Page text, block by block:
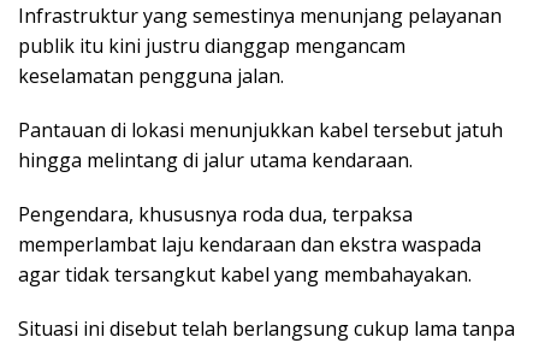
Infrastruktur yang semestinya menunjang pelayanan
publik itu kini justru dianggap mengancam
keselamatan pengguna jalan.
Pantauan di lokasi menunjukkan kabel tersebut jatuh
hingga melintang di jalur utama kendaraan.
Pengendara, khususnya roda dua, terpaksa
memperlambat laju kendaraan dan ekstra waspada
agar tidak tersangkut kabel yang membahayakan.
Situasi ini disebut telah berlangsung cukup lama tanpa